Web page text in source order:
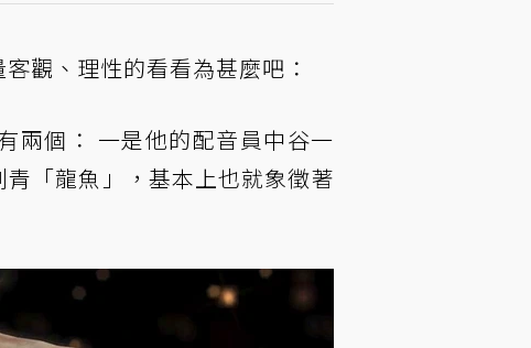
觀、理性的看看為甚麼吧：
兩個： 一是他的配音員中谷一
「龍魚」，基本上也就象徵著